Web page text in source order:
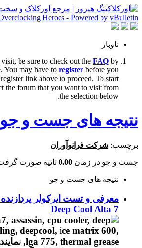
ناوبار
be sure to check out the FAQ by
You may have to register before you
link above to proceed. To start
the forum that you want to visit from
the selection below.
نتیجه های جست و جو
برچسب: شرکت فرانوآوران
جست و جو در زمان 0.00 ثانیه صورت
نتیجه های جست و جو
معرفی و تست ایرکولر
Deep Cool Alta 7